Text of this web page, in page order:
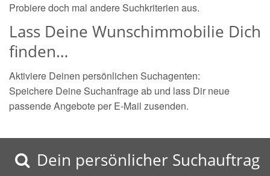
Probiere doch mal andere Suchkriterien aus.
Lass Deine Wunschimmobilie Dich
finden…
Aktiviere Deinen persönlichen Suchagenten:
Speichere Deine Suchanfrage ab und lass Dir neue
passende Angebote per E-Mail zusenden.
Dein persönlicher Suchauftrag